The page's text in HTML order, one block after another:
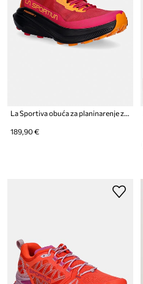
La Sportiva obuća za planinarenje za žene Prodigio 2
189,90 €